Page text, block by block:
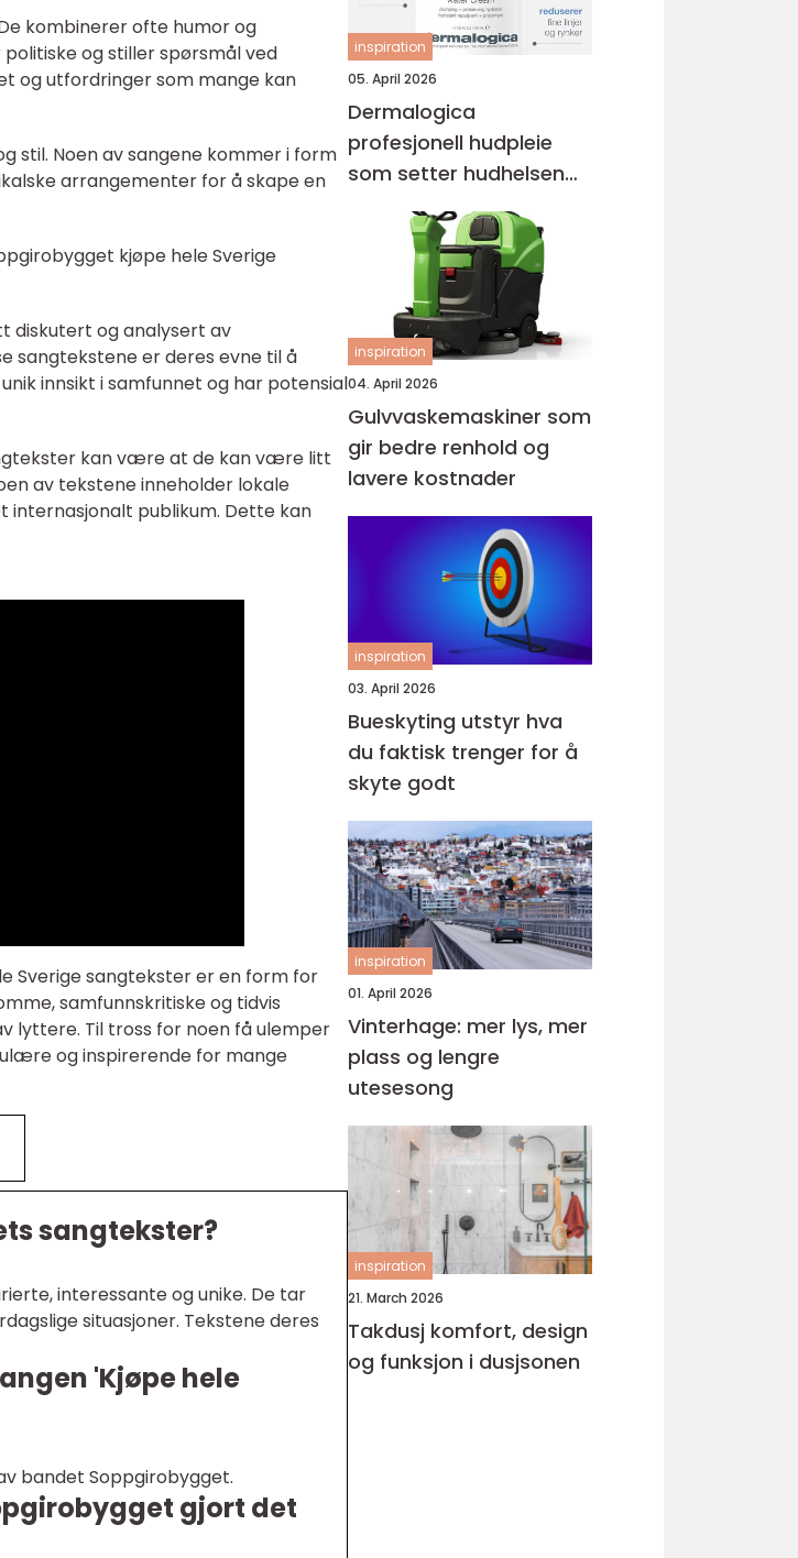
kombinerer ofte humor og
og stiller spørsmål ved
og utfordringer som mange kan
stil. Noen av sangene kommer i form
arrangementer for å skape en
kjøpe hele Sverige
diskutert og analysert av
sangtekstene er deres evne til å
innsikt i samfunnet og har potensial
kan være at de kan være litt
av tekstene inneholder lokale
internasjonalt publikum. Dette kan
Sverige sangtekster er en form for
samfunnskritiske og tidvis
lyttere. Til tross for noen få ulemper
og inspirerende for mange
sangtekster?
interessante og unike. De tar
situasjoner. Tekstene deres
'Kjøpe hele
bandet Soppgirobygget.
gjort det
inspiration
05. April 2026
Dermalogica
profesjonell hudpleie
som setter hudhelsen
inspiration
04. April 2026
Gulvvaskemaskiner som
gir bedre renhold og
lavere kostnader
inspiration
03. April 2026
Bueskyting utstyr hva
du faktisk trenger for å
skyte godt
inspiration
01. April 2026
Vinterhage: mer lys, mer
plass og lengre
utesesong
inspiration
21. March 2026
Takdusj komfort, design
og funksjon i dusjsonen